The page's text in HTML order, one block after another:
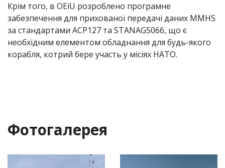
Крім того, в OEiU розроблено програмне
забезпечення для прихованої передачі даних MMHS
за стандартами ACP127 та STANAG5066, що є
необхідним елементом обладнання для будь-якого
корабля, котрий бере участь у місіях НАТО.
Фотогалерея